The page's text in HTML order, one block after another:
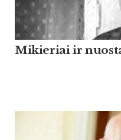
Mikieriai ir